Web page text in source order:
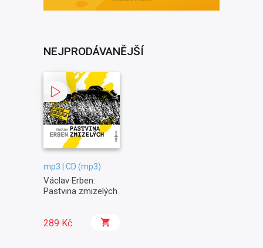
NEJPRODÁVANĚJŠÍ
mp3 | CD (mp3)
Václav Erben:
Pastvina zmizelých
289 Kč